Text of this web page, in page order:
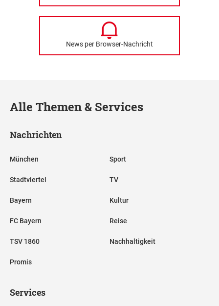
News per Browser-Nachricht
Alle Themen & Services
Nachrichten
München
Stadtviertel
Bayern
FC Bayern
TSV 1860
Promis
Sport
TV
Kultur
Reise
Nachhaltigkeit
Services